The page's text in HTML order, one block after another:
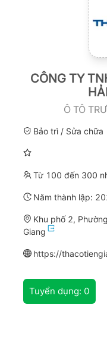
CÔNG TY
Ô TÔ
Bảo trì / Sửa chữa
Từ 100 đến 300
Năm thành lập:
Khu phố 2,
Giang
https://
Tuyển dụng: 0